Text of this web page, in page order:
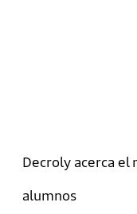
Decroly acerca el
alumnos